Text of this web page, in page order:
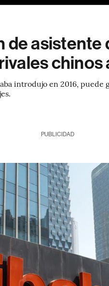
de asistente
chinos
introdujo en 2016,
PUBLICIDAD